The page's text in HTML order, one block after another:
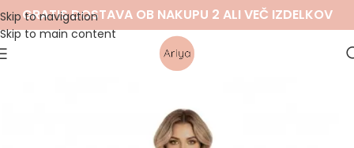
Skip to navigation
Skip to main content
GRATIS DOSTAVA OB NAKUPU 2 ALI VEČ IZDELKOV